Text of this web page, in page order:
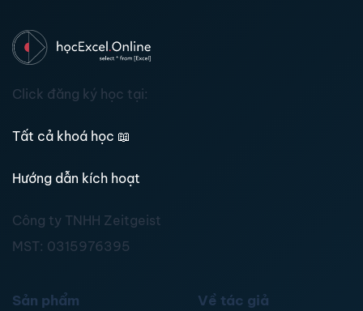
Click đăng ký học tại:
Tất cả khoá học 📖
Hướng dẫn kích hoạt
Công ty TNHH Zeitgeist
MST: 0315976395
Sản phẩm Về tác giả